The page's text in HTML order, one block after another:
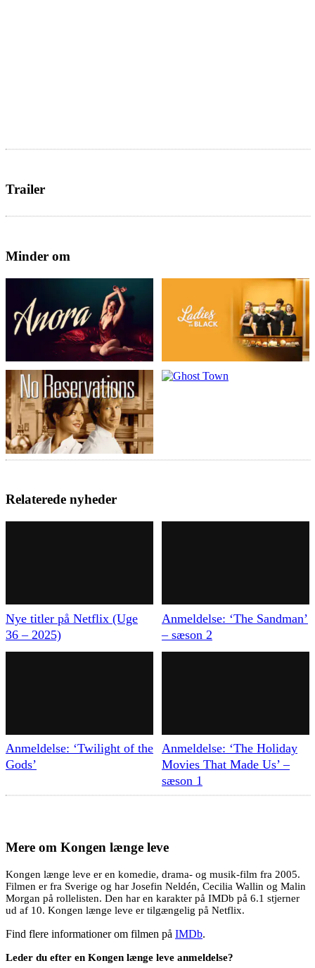
Trailer
Minder om
Relaterede nyheder
Nye titler på Netflix (Uge
36 – 2025)
Anmeldelse: ‘The Sandman’
– sæson 2
Anmeldelse: ‘Twilight of the
Gods’
Anmeldelse: ‘The Holiday
Movies That Made Us’ –
sæson 1
Mere om Kongen længe leve
Kongen længe leve er en komedie, drama- og musik-film fra 2005.
Filmen er fra Sverige og har Josefin Neldén, Cecilia Wallin og Malin
Morgan på rollelisten. Den har en karakter på IMDb på 6.1 stjerner
ud af 10. Kongen længe leve er tilgængelig på Netflix.
Find flere informationer om filmen på IMDb.
Leder du efter en Kongen længe leve anmeldelse?